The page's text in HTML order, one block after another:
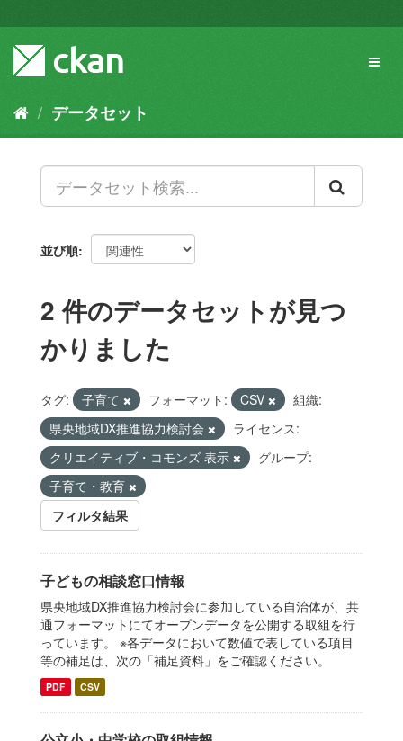
キ
容
データセット
並び順
2 件のデータセットが見つ
かりました
タグ: 子育て フォーマット: CSV
組織:
県央地域DX推進協力検討会
ライセンス:
クリエイティブ・コモンズ 表示
グループ:
子育て・教育
フィルタ結果
子どもの相談窓口情報
県央地域DX推進協力検討会に参加している自治体が、共
通フォーマットにてオープンデータを公開する取組を行
っています。 ※各データにおいて数値で表している項目
等の補足は、次の「補足資料」をご確認ください。
PDF CSV